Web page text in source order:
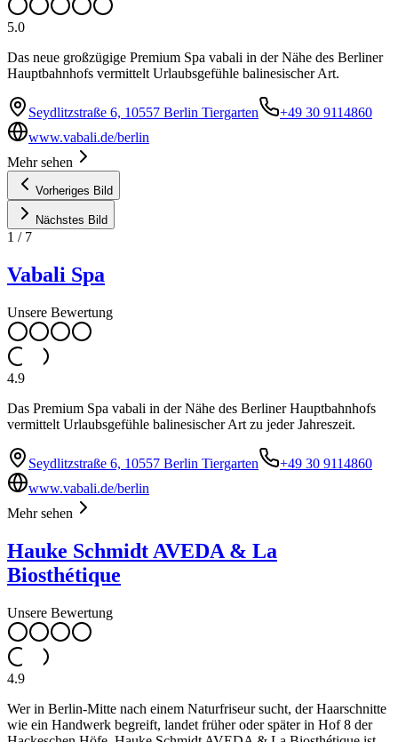
5.0
Das neue großzügige Premium Spa vabali in der Nähe des Berliner
Hauptbahnhofs vermittelt Urlaubsgefühle balinesischer Art.
Seydlitzstraße 6, 10557 Berlin Tiergarten
+49 30 9114860
www.vabali.de/berlin
Mehr sehen
Vorheriges Bild
Nächstes Bild
1 / 7
Vabali Spa
Unsere Bewertung
4.9
Das Premium Spa vabali in der Nähe des Berliner Hauptbahnhofs
vermittelt Urlaubsgefühle balinesischer Art zu jeder Jahreszeit.
Seydlitzstraße 6, 10557 Berlin Tiergarten
+49 30 9114860
www.vabali.de/berlin
Mehr sehen
Hauke Schmidt AVEDA & La
Biosthétique
Unsere Bewertung
4.9
Wer in Berlin-Mitte nach einem Naturfriseur sucht, der Haarschnitte
wie ein Handwerk begreift, landet früher oder später in Hof 8 der